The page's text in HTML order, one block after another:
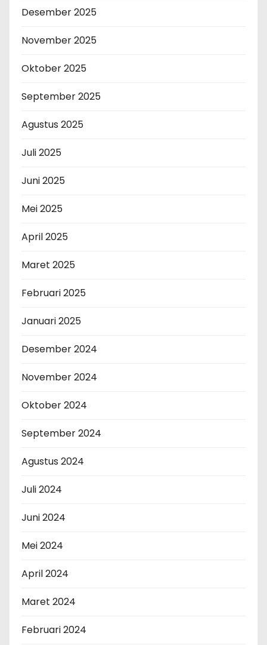
Desember 2025
November 2025
Oktober 2025
September 2025
Agustus 2025
Juli 2025
Juni 2025
Mei 2025
April 2025
Maret 2025
Februari 2025
Januari 2025
Desember 2024
November 2024
Oktober 2024
September 2024
Agustus 2024
Juli 2024
Juni 2024
Mei 2024
April 2024
Maret 2024
Februari 2024